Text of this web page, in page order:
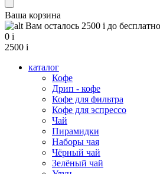
Ваша корзина
Вам осталось 2500 i до
0 i
2500 i
каталог
Кофе
Дрип - кофе
Кофе для фильтра
Кофе для эспрессо
Чай
Пирамидки
Наборы чая
Чёрный чай
Зелёный чай